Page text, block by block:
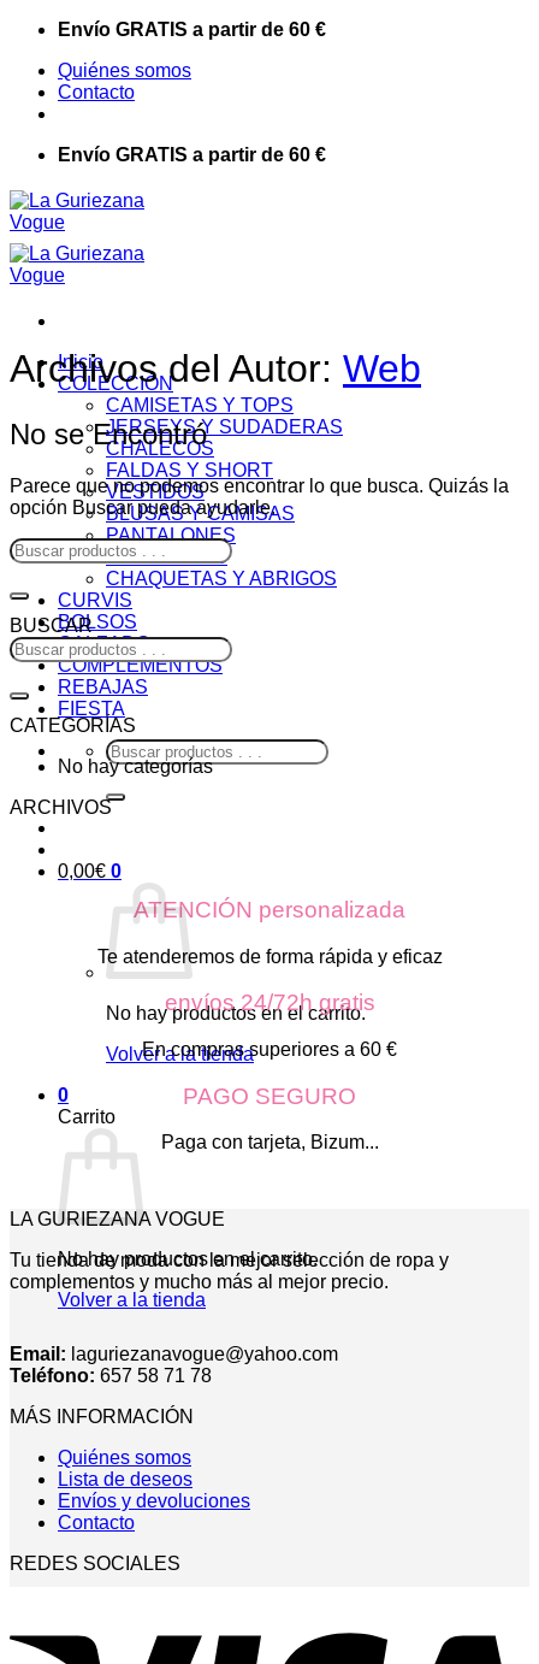
Saltar
contenido
Envío GRATIS a partir de 60 €
Quiénes somos
Contacto
Envío GRATIS a partir de 60 €
Inicio
COLECCIÓN
CAMISETAS Y TOPS
JERSEYS Y SUDADERAS
CHALECOS
FALDAS Y SHORT
VESTIDOS
BLUSAS Y CAMISAS
PANTALONES
CONJUNTOS
CHAQUETAS Y ABRIGOS
CURVIS
BOLSOS
CALZADO
COMPLEMENTOS
REBAJAS
FIESTA
Buscar
por:
0,00€ 0
No hay productos en el carrito.
Volver a la tienda
0
Carrito
No hay productos en el carrito.
Volver a la tienda
Archivos del Autor: Web
No se Encontró
Parece que no podemos encontrar lo que busca. Quizás la
opción Buscar pueda ayudarle.
BUSCAR
CATEGORÍAS
No hay categorías
ARCHIVOS
ATENCIÓN personalizada
Te atenderemos de forma rápida y eficaz
envíos 24/72h gratis
En compras superiores a 60 €
PAGO SEGURO
Paga con tarjeta, Bizum...
LA GURIEZANA VOGUE
Tu tienda de moda con la mejor selección de ropa y
complementos y mucho más al mejor precio.
Email: laguriezanavogue@yahoo.com
Teléfono: 657 58 71 78
MÁS INFORMACIÓN
Quiénes somos
Lista de deseos
Envíos y devoluciones
Contacto
REDES SOCIALES